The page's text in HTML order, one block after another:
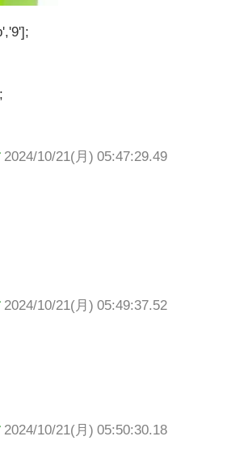
2024/10/21(月) 05:47:29.49
2024/10/21(月) 05:49:37.52
2024/10/21(月) 05:50:30.18